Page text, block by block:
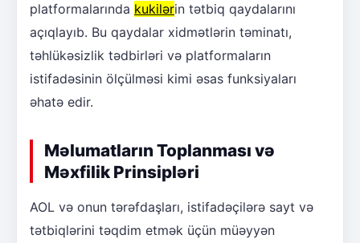
platformalarında kukilərin tətbiq qaydalarını
açıqlayıb. Bu qaydalar xidmətlərin təminatı,
təhlükəsizlik tədbirləri və platformaların
istifadəsinin ölçülməsi kimi əsas funksiyaları
əhatə edir.
Məlumatların Toplanması və
Məxfilik Prinsipləri
AOL və onun tərəfdaşları, istifadəçilərə sayt və
tətbiqlərini təqdim etmək üçün müəyyən